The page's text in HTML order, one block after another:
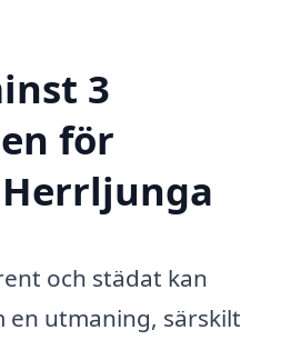
3
för
och städat kan
en utmaning, särskilt